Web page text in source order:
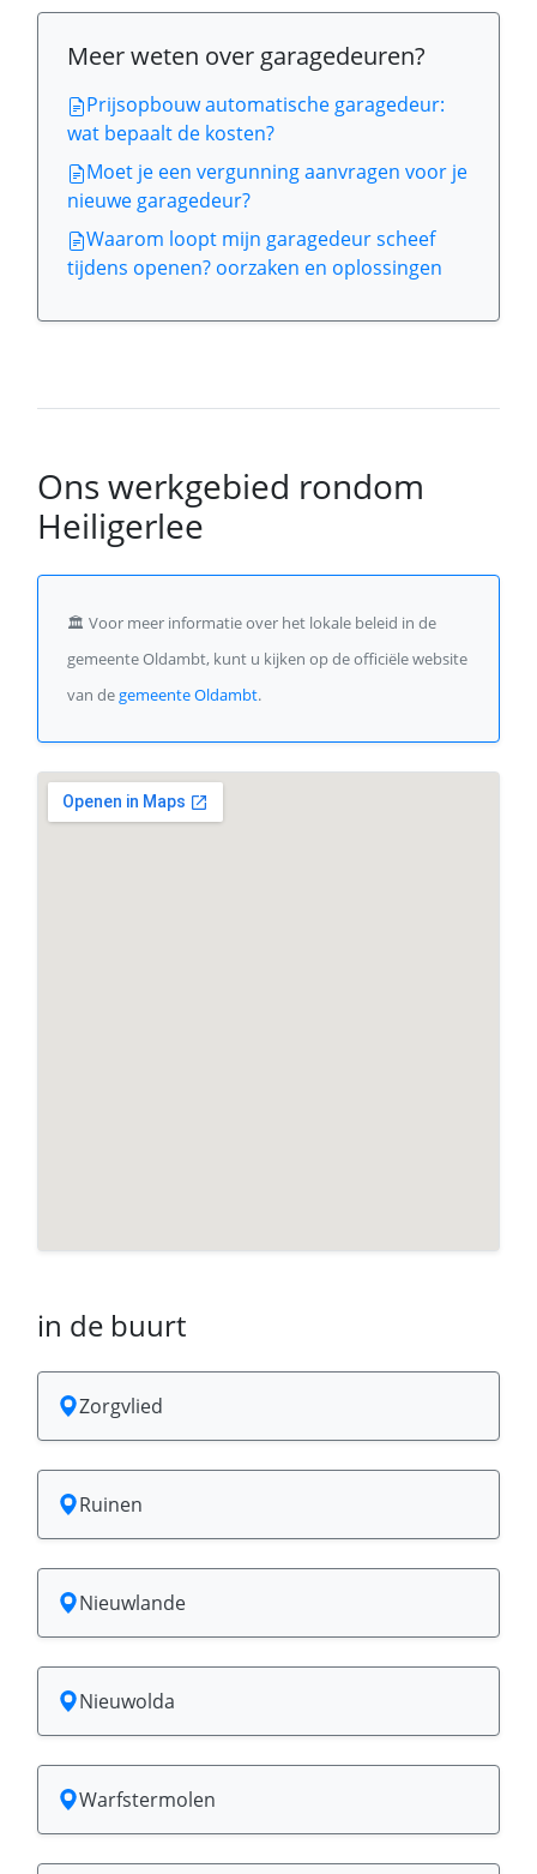
Meer weten over garagedeuren?
Prijsopbouw automatische garagedeur:
wat bepaalt de kosten?
Moet je een vergunning aanvragen voor je
nieuwe garagedeur?
Waarom loopt mijn garagedeur scheef
tijdens openen? oorzaken en oplossingen
Ons werkgebied rondom
Heiligerlee
🏛️ Voor meer informatie over het lokale beleid in de
gemeente Oldambt, kunt u kijken op de officiële website
van degemeente Oldambt.
in de buurt
Zorgvlied
Ruinen
Nieuwlande
Nieuwolda
Warfstermolen